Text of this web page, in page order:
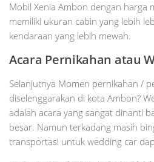
Mobil Xenia Ambon dengan harga
memiliki ukuran cabin yang lebih
kendaraan yang lebih mewah.
Acara Pernikahan atau
Selanjutnya Momen pernikahan /
diselenggarakan di kota Ambon?
adalah acara yang sangat dinanti
besar. Namun terkadang masih
transportasi untuk wedding car